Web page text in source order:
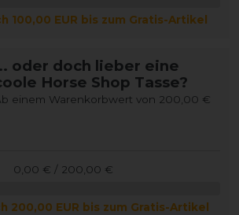
100,00 EUR bis zum Gratis-Artikel
oder doch lieber eine
Horse Shop Tasse?
einem Warenkorbwert von 200,00 €
0,00 € / 200,00 €
200,00 EUR bis zum Gratis-Artikel